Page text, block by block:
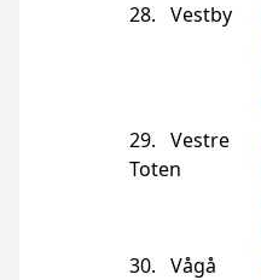
28. Vestby
29. Vestre
Toten
30. Vågå